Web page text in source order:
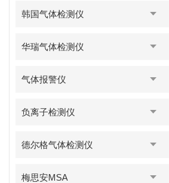
韩国气体检测仪
华瑞气体检测仪
气体报警仪
负离子检测仪
德尔格气体检测仪
梅思安MSA